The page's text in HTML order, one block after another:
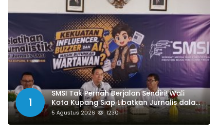
1
SMSI Tak Pernah Berjalan Sendiri! Wali
Kota Kupang Siap Libatkan Jurnalis dalam
Publikasi Program Pemkot
5 Agustus 2026 1230